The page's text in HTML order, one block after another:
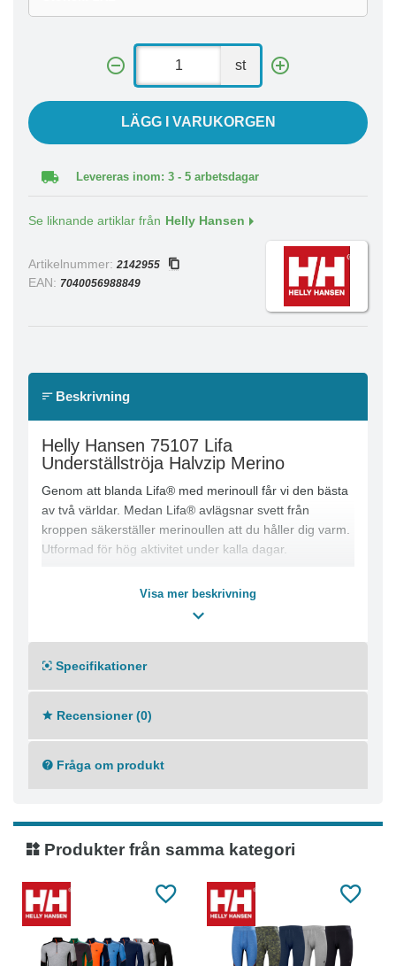
st
LÄGG I VARUKORGEN
Levereras inom: 3 - 5 arbetsdagar
Se liknande artiklar från Helly Hansen
Artikelnummer: 2142955
EAN: 7040056988849
Beskrivning
Helly Hansen 75107 Lifa
Underställströja Halvzip Merino
Genom att blanda Lifa® med merinoull får vi den bästa
av två världar. Medan Lifa® avlägsnar svett från
kroppen säkerställer merinoullen att du håller dig varm.
Utformad för hög aktivitet under kalla dagar.
Produktinformation
- Flatlocksömmar för extra komfort
- Inga axelsömmar
Materialkomposition
- Merinoull 57%
- Polypropylen 43%
Visa mer beskrivning
Specifikationer
Recensioner (0)
Fråga om produkt
Produkter från samma kategori